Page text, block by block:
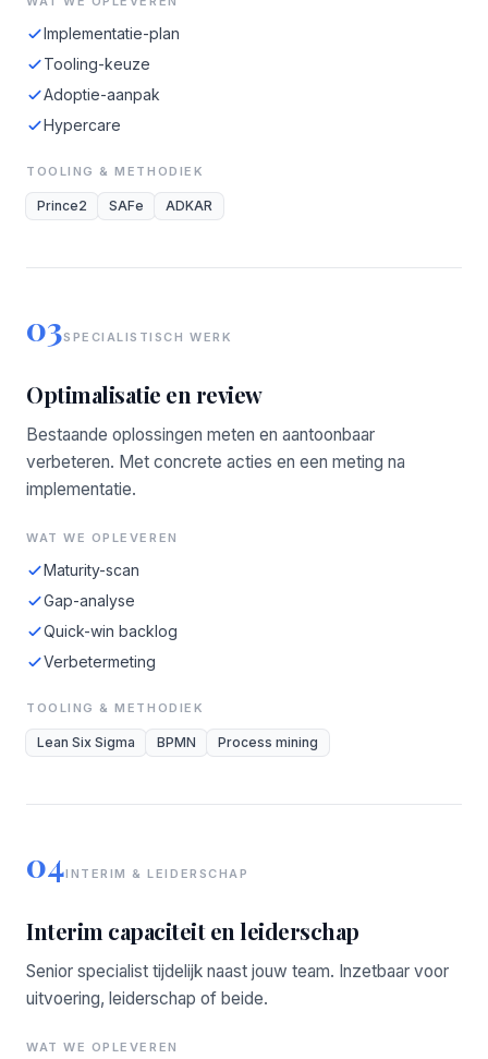
Implementatie-plan
Tooling-keuze
Adoptie-aanpak
Hypercare
TOOLING & METHODIEK
Prince2 SAFe ADKAR
03SPECIALISTISCH WERK
Optimalisatie en review
Bestaande oplossingen meten en aantoonbaar
verbeteren. Met concrete acties en een meting na
implementatie.
WAT WE OPLEVEREN
Maturity-scan
Gap-analyse
Quick-win backlog
Verbetermeting
TOOLING & METHODIEK
Lean Six Sigma BPMN Process mining
04INTERIM & LEIDERSCHAP
Interim capaciteit en leiderschap
Senior specialist tijdelijk naast jouw team. Inzetbaar voor
uitvoering, leiderschap of beide.
WAT WE OPLEVEREN